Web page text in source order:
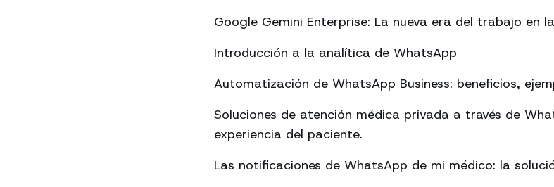
Google Gemini Enterprise: La nueva era del trabajo en
Introducción a la analítica de WhatsApp
Automatización de WhatsApp Business: beneficios,
Soluciones de atención médica privada a través de
experiencia del paciente.
Las notificaciones de WhatsApp de mi médico: la